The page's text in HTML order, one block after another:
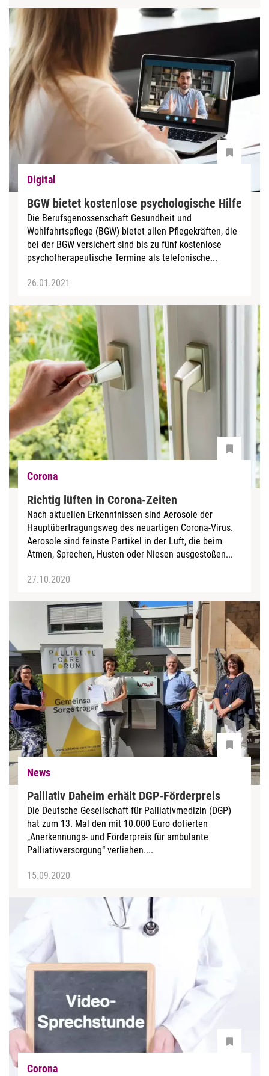
Digital
BGW bietet kostenlose psychologische Hilfe
Die Berufsgenossenschaft Gesundheit und
Wohlfahrtspflege (BGW) bietet allen Pflegekräften, die
bei der BGW versichert sind bis zu fünf kostenlose
psychotherapeutische Termine als telefonische...
26.01.2021
Corona
Richtig lüften in Corona-Zeiten
Nach aktuellen Erkenntnissen sind Aerosole der
Hauptübertragungsweg des neuartigen Corona-Virus.
Aerosole sind feinste Partikel in der Luft, die beim
Atmen, Sprechen, Husten oder Niesen ausgestoßen...
27.10.2020
News
Palliativ Daheim erhält DGP-Förderpreis
Die Deutsche Gesellschaft für Palliativmedizin (DGP)
hat zum 13. Mal den mit 10.000 Euro dotierten
„Anerkennungs- und Förderpreis für ambulante
Palliativversorgung“ verliehen....
15.09.2020
Corona